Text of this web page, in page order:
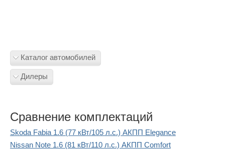
Каталог автомобилей
Дилеры
Сравнение комплектаций
Skoda Fabia 1.6 (77 кВт/105 л.с.) АКПП Elegance
Nissan Note 1.6 (81 кВт/110 л.с.) АКПП Comfort